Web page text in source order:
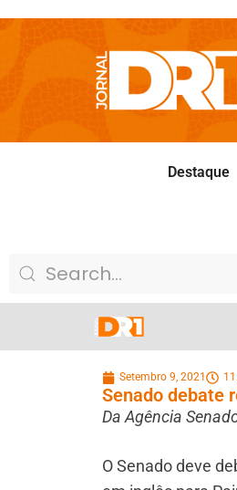
Destaque
Setembro 9, 2021
Senado debate
Da Agência
O Senado deve